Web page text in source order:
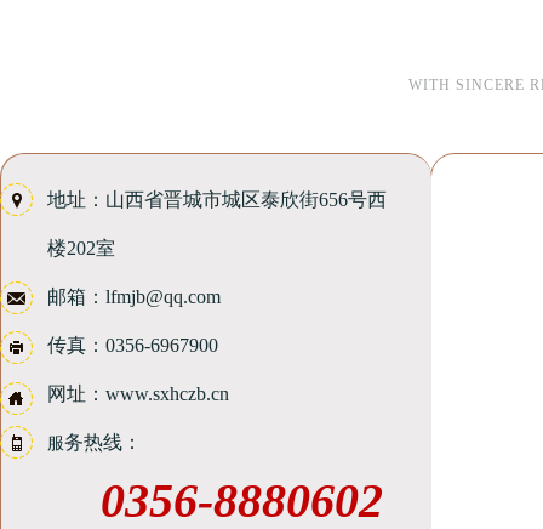
WITH SINCERE
地址： 山西省晋城市城区泰欣街656号西
楼202室
邮箱：lfmjb@qq.com
传真：0356-6967900
网址：www.sxhczb.cn
​​​​​​​​​​​​​​​​​服务热线：
0356-8880602